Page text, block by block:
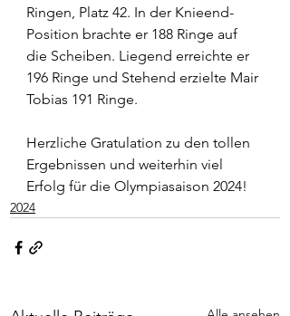
Ringen, Platz 42. In der Knieend-
Position brachte er 188 Ringe auf
die Scheiben. Liegend erreichte er
196 Ringe und Stehend erzielte Mair
Tobias 191 Ringe.
Herzliche Gratulation zu den tollen
Ergebnissen und weiterhin viel
Erfolg für die Olympiasaison 2024!
2024